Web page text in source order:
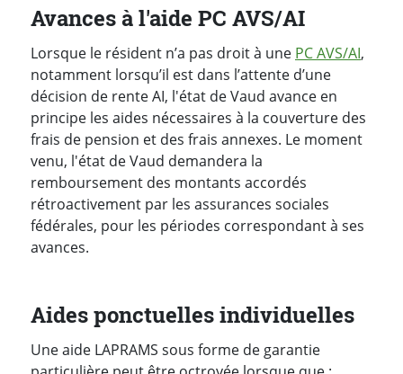
Avances à l'aide PC AVS/AI
Lorsque le résident n’a pas droit à une PC AVS/AI,
notamment lorsqu’il est dans l’attente d’une
décision de rente AI, l'état de Vaud avance en
principe les aides nécessaires à la couverture des
frais de pension et des frais annexes. Le moment
venu, l'état de Vaud demandera la
remboursement des montants accordés
rétroactivement par les assurances sociales
fédérales, pour les périodes correspondant à ses
avances.
Aides ponctuelles individuelles
Une aide LAPRAMS sous forme de garantie